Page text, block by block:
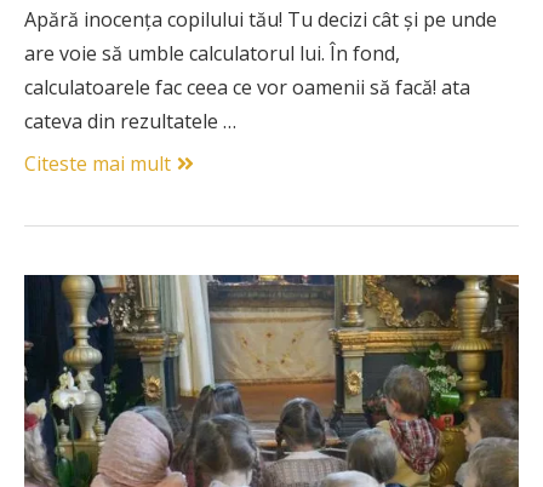
Apără inocenţa copilului tău! Tu decizi cât şi pe unde
are voie să umble calculatorul lui. În fond,
calculatoarele fac ceea ce vor oamenii să facă! ata
cateva din rezultatele …
Citeste mai mult